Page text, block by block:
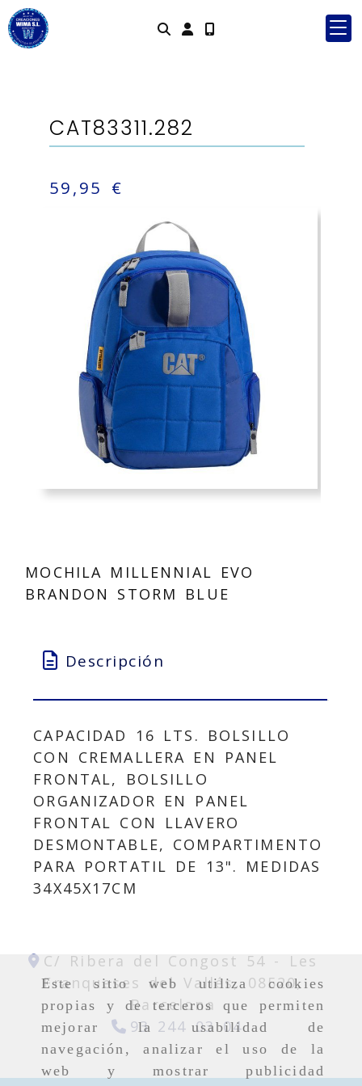
Este sitio web utiliza cookies
propias y de terceros que permiten
mejorar la usabilidad de
navegación, analizar el uso de la
web y mostrar publicidad
Identifícate
CAT83311.282
59,95 €
MOCHILA MILLENNIAL EVO
BRANDON STORM BLUE
Descripción
CAPACIDAD 16 LTS. BOLSILLO
CON CREMALLERA EN PANEL
FRONTAL, BOLSILLO
ORGANIZADOR EN PANEL
FRONTAL CON LLAVERO
DESMONTABLE, COMPARTIMENTO
PARA PORTATIL DE 13". MEDIDAS
34X45X17CM
C/ Ribera del Congost 54 -
Les
Franqueses del Vallés, 08520,
Barcelona
93 244 03 04